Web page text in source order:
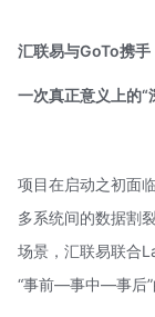
汇联易与GoTo携手
一次真正意义上的“
项目在启动之初面
多系统间的数据割
场景，汇联易联合
“事前—事中—事后”